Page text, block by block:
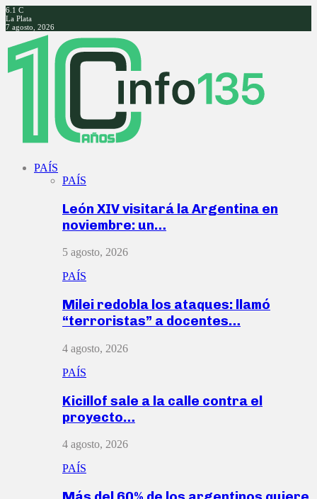
6.1 C
La Plata
7 agosto, 2026
Facebook
Twitter
Instagram
Youtube
PAÍS
PAÍS
León XIV visitará la Argentina en
noviembre: un…
5 agosto, 2026
PAÍS
Milei redobla los ataques: llamó
“terroristas” a docentes…
4 agosto, 2026
PAÍS
Kicillof sale a la calle contra el
proyecto…
4 agosto, 2026
PAÍS